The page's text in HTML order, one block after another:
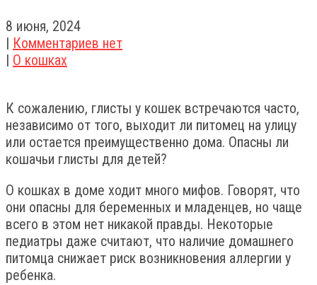
8 июня, 2024
| Комментариев нет
| О кошках
К сожалению, глисты у кошек встречаются часто,
независимо от того, выходит ли питомец на улицу
или остается преимущественно дома. Опасны ли
кошачьи глисты для детей?
О кошках в доме ходит много мифов. Говорят, что
они опасны для беременных и младенцев, но чаще
всего в этом нет никакой правды. Некоторые
педиатры даже считают, что наличие домашнего
питомца снижает риск возникновения аллергии у
ребенка.